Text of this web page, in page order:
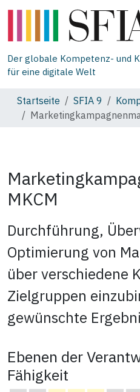
Der globale Kompetenz- und
für eine digitale Welt
Startseite SFIA 9
MKCM
Durchführung,
Optimierung von
über verschiedene
Zielgruppen
gewünschte
Ebenen der
Fähigkeit